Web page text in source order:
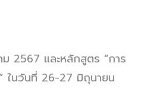
2567 และหลักสูตร “การ
ในวันที่ 26-27 มิถุนายน